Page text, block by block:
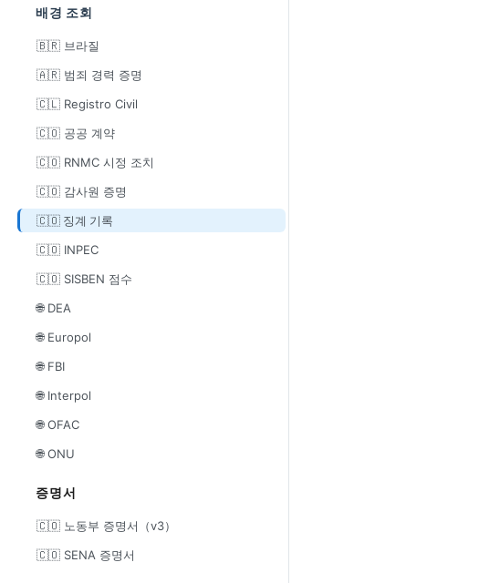
배경 조회
🇧🇷 브라질
🇦🇷 범죄 경력 증명
🇨🇱 Registro Civil
🇨🇴 공공 계약
🇨🇴 RNMC 시정 조치
🇨🇴 감사원 증명
🇨🇴 징계 기록
🇨🇴 INPEC
🇨🇴 SISBEN 점수
🌐 DEA
🌐 Europol
🌐 FBI
🌐 Interpol
🌐 OFAC
🌐 ONU
증명서
🇨🇴 노동부 증명서（v3）
🇨🇴 SENA 증명서